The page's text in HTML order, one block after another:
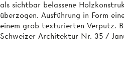
als sichtbar belassene
überzogen. Ausführung in Form
einem grob texturierten Verputz.
Schweizer Architektur Nr. 35 /